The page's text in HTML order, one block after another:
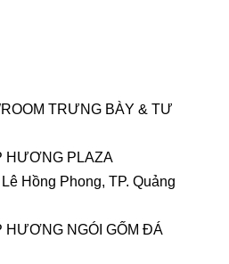
TRƯNG BÀY & TƯ
HƯƠNG PLAZA
Hồng Phong, TP. Quảng
HƯƠNG NGÓI GỐM ĐÁ